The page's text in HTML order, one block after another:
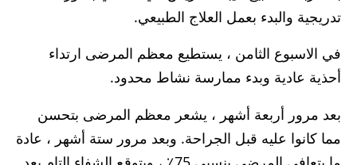
تدريجية والبدء بعمل العلاج الطبيعي.
في الاسبوع الثامن ، يستطيع معظم المرضى ارتداء
أحذية عادية وبدء ممارسة نشاط محدود.
بعد مرور أربعة أشهر ، يشعر معظم المرضى بتحسن
مما كانوا عليه قبل الجراحة. وبعد مرور ستة أشهر ، عادة